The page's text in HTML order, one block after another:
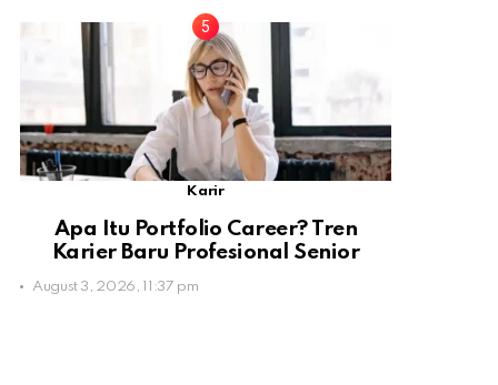
Karir
Apa Itu Portfolio Career? Tren
Karier Baru Profesional Senior
August 3, 2026, 11:37 pm